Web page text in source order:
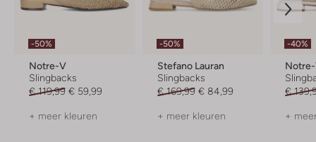
-50%
Notre-V
Slingbacks
€ 119,99 € 59,99
+ meer kleuren
-50%
Stefano Lauran
Slingbacks
€ 169,99 € 84,99
+ meer kleuren
-40%
€
+